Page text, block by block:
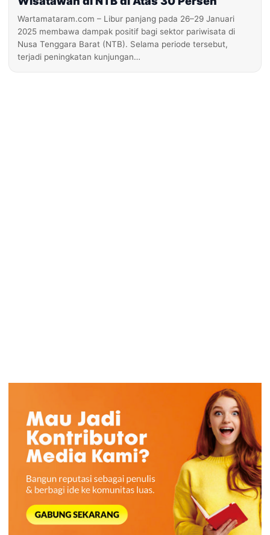
Wartamataram.com – Libur panjang pada 26–29 Januari
2025 membawa dampak positif bagi sektor pariwisata di
Nusa Tenggara Barat (NTB). Selama periode tersebut,
terjadi peningkatan kunjungan…